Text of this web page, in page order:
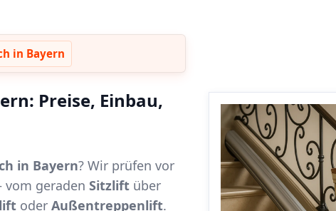
in Bayern
Preise, Einbau,
in Bayern? Wir prüfen vor
vom geraden Sitzlift über
oder Außentreppenlift.